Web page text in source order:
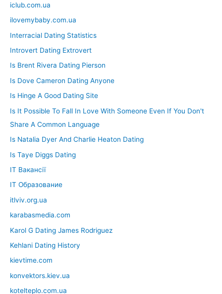
iclub.com.ua
ilovemybaby.com.ua
Interracial Dating Statistics
Introvert Dating Extrovert
Is Brent Rivera Dating Pierson
Is Dove Cameron Dating Anyone
Is Hinge A Good Dating Site
Is It Possible To Fall In Love With Someone Even If You Don't
Share A Common Language
Is Natalia Dyer And Charlie Heaton Dating
Is Taye Diggs Dating
IT Вакансії
IT Образование
itlviv.org.ua
karabasmedia.com
Karol G Dating James Rodriguez
Kehlani Dating History
kievtime.com
konvektors.kiev.ua
kotelteplo.com.ua